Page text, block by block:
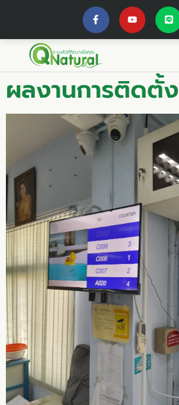
ผลงานการติดตั้ง